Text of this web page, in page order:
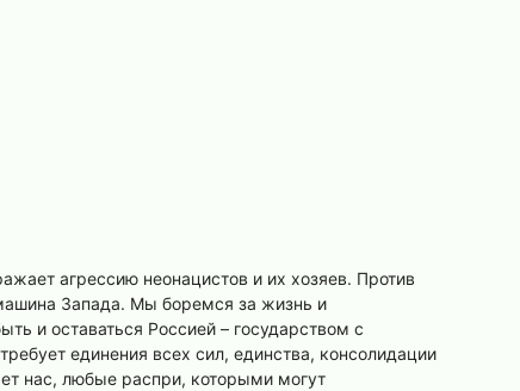
агрессию неонацистов и их хозяев. Против
Запада. Мы боремся за жизнь и
и оставаться Россией – государством с
единения всех сил, единства, консолидации
нас, любые распри, которыми могут